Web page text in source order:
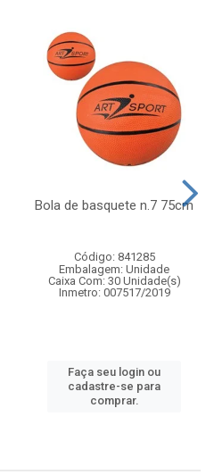
Bola de basquete n.7 75cm
Código: 841285
Embalagem: Unidade
Caixa Com: 30 Unidade(s)
Inmetro: 007517/2019
Faça seu login ou
cadastre-se para
comprar.